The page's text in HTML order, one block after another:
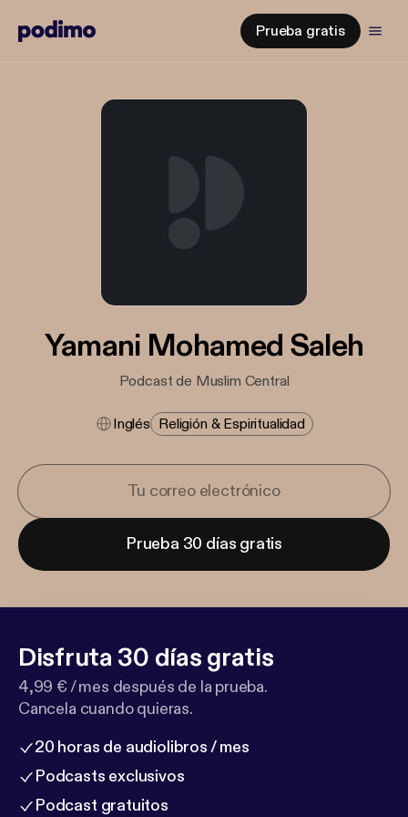
Prueba gratis
Yamani Mohamed Saleh
Podcast de Muslim Central
Inglés Religión & Espiritualidad
Prueba 30 días gratis
Disfruta 30 días gratis
4,99 € / mes después de la prueba.
Cancela cuando quieras.
20 horas de audiolibros / mes
Podcasts exclusivos
Podcast gratuitos